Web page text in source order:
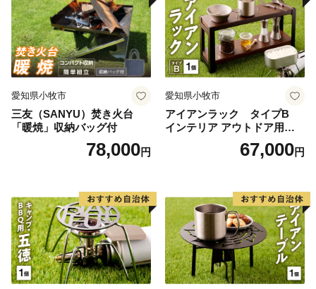
川島町は、ふるさと納税の対象団体として総務大臣か
ら指定を受けているため、本町に寄附した場合は、税制
上の特例控除を受けることができます。
愛知県小牧市
三友（SANYU）焚き火台
「暖焼」収納バッグ付
78,000円
愛知県小牧市
アイアンラック タイプB
インテリア アウトドア用品
レジャー キャンプ67,000円